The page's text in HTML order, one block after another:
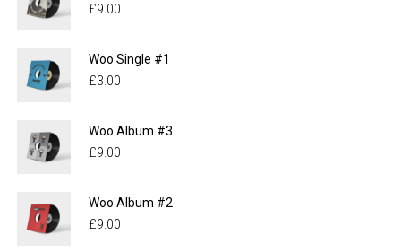
£9.00
Woo Single #1
£3.00
Woo Album #3
£9.00
Woo Album #2
£9.00